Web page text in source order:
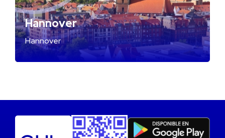
Hannover
Hannover